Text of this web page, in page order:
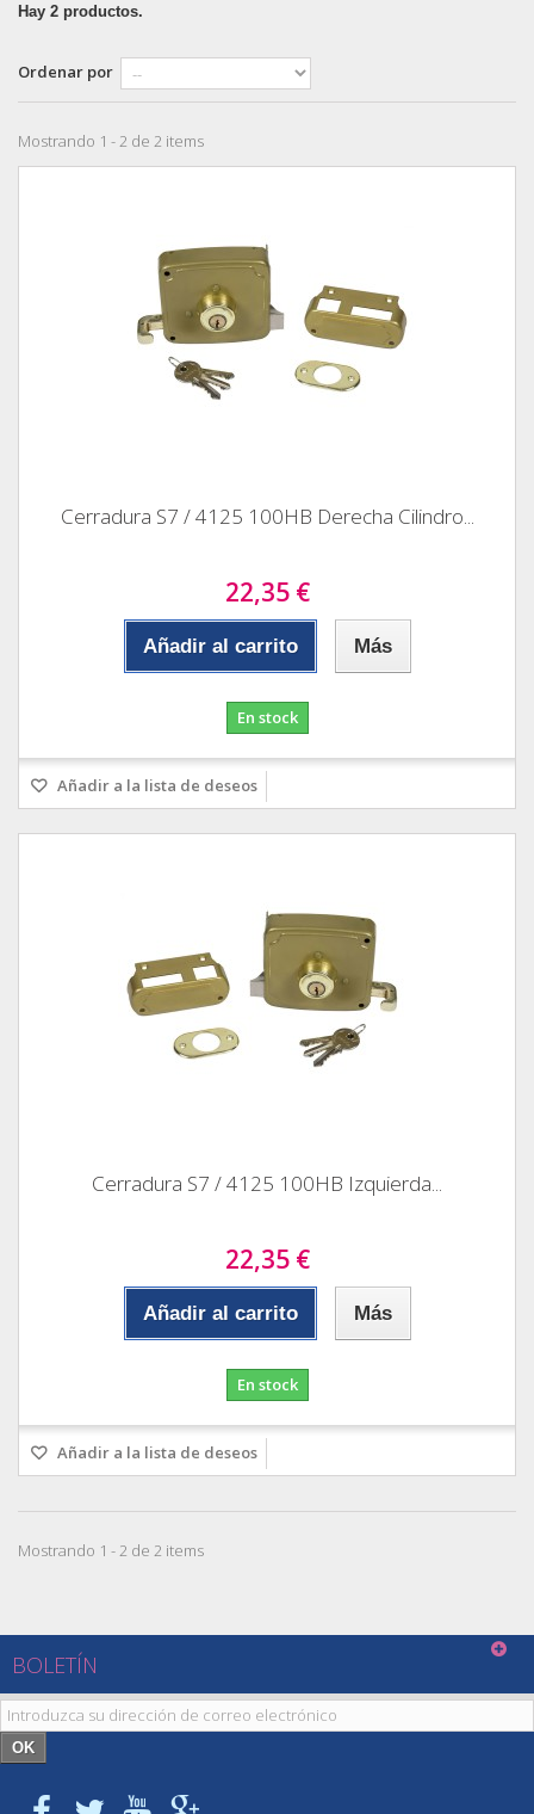
Hay 2 productos.
Ordenar por
Mostrando 1 - 2 de 2 items
Cerradura S7 / 4125 100HB Derecha Cilindro...
22,35 €
Añadir al carrito Más
En stock
Añadir a la lista de deseos
Cerradura S7 / 4125 100HB Izquierda...
22,35 €
Añadir al carrito Más
En stock
Añadir a la lista de deseos
Mostrando 1 - 2 de 2 items
BOLETÍN
OK